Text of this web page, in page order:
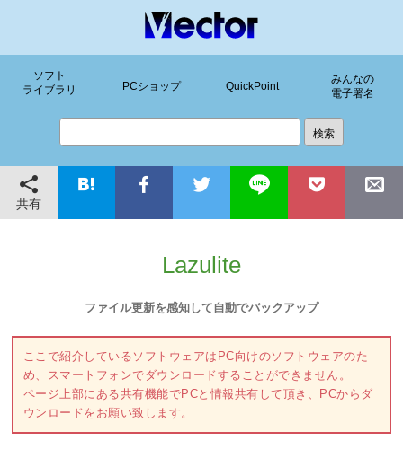
ソフト
ライブラリ
PCショップ QuickPoint
みんなの
電子署名
共有
Lazulite
ファイル更新を感知して自動でバックアップ
ここで紹介しているソフトウェアはPC向けのソフトウェアのた
め、スマートフォンでダウンロードすることができません。
ページ上部にある共有機能でPCと情報共有して頂き、PCからダ
ウンロードをお願い致します。